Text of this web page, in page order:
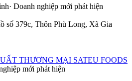
· Doanh nghiệp mới phát hiện
số 379c, Thôn Phù Long, Xã Gia
THƯƠNG MẠI SATEU FOODS
mới phát hiện